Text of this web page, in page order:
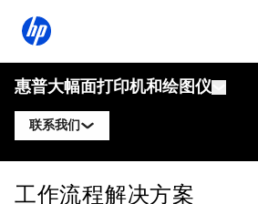
惠普大幅面打印机和绘图仪
联系我们
联系惠普DesignJet专家
工作流程解决方案